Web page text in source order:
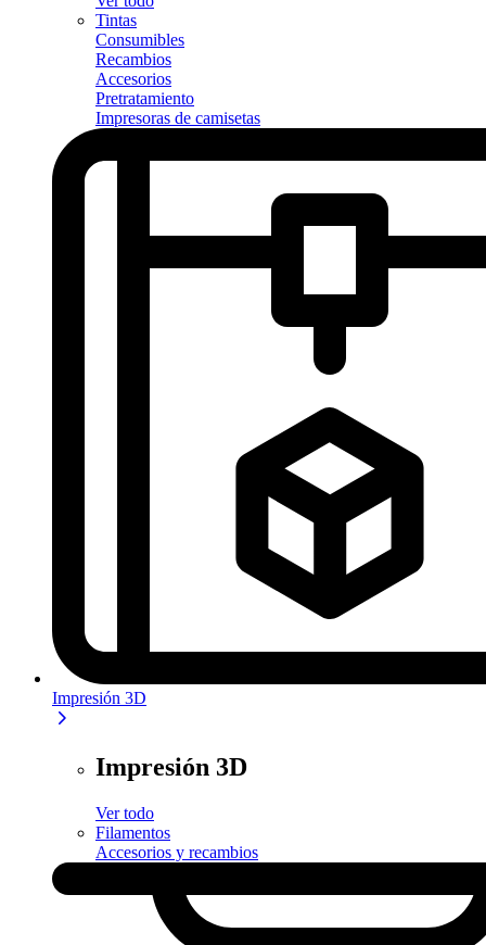
Tintas
Consumibles
Recambios
Accesorios
Pretratamiento
Impresoras de camisetas
Impresión 3D
Impresión 3D
Ver todo
Filamentos
Accesorios y recambios